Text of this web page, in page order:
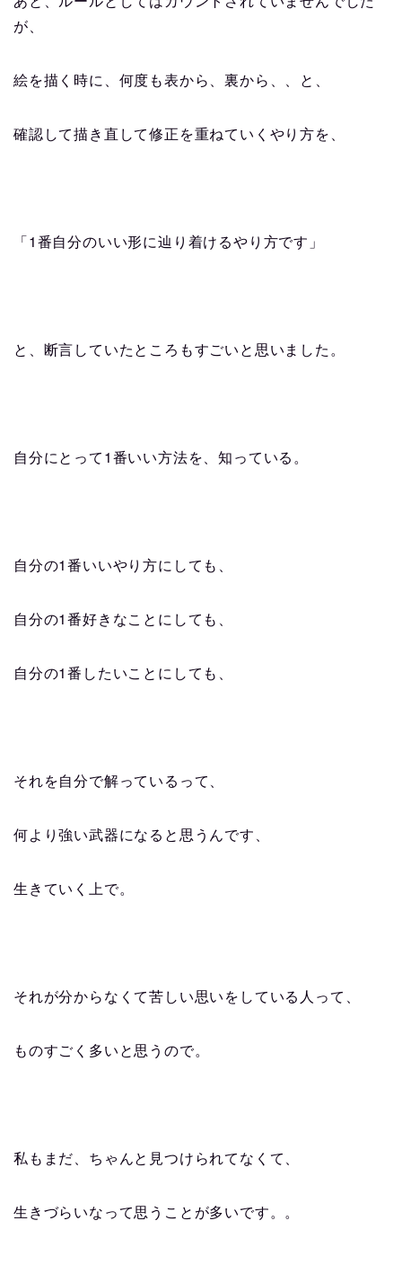
が、
絵を描く時に、何度も表から、裏から、、と、
確認して描き直して修正を重ねていくやり方を、
「 1 番自分のいい形に辿り着けるやり方です」
と、断言していたところもすごいと思いました。
自分にとって 1 番いい方法を、知っている。
自分の1番いいやり方にしても、
自分の1番好きなことにしても、
自分の1番したいことにしても、
それを自分で解っているって、
何より強い武器になると思うんです、
生きていく上で。
それが分からなくて苦しい思いをしている人って、
ものすごく多いと思うので。
私もまだ、ちゃんと見つけられてなくて、
生きづらいなって思うことが多いです。。